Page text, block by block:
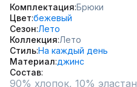
Комплектация Брюки
Цвет бежевый
Сезон Лето
Коллекция Лето
СтильНа каждый день
Материал джинс
Состав
90% хлопок, 10% эластан